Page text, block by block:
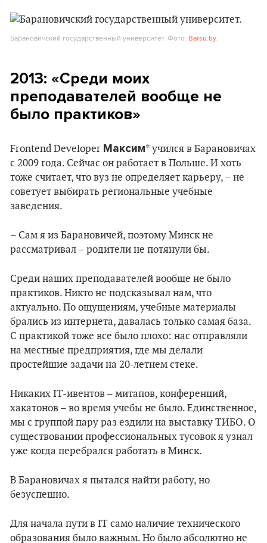
Барановичский государственный университет. Фото: Barsu.by.
2013: «Среди моих
преподавателей вообще не
было практиков»
Frontend Developer Максим* учился в Барановичах
с 2009 года. Сейчас он работает в Польше. И хоть
тоже считает, что вуз не определяет карьеру, – не
советует выбирать региональные учебные
заведения.
– Сам я из Барановичей, поэтому Минск не
рассматривал – родители не потянули бы.
Среди наших преподавателей вообще не было
практиков. Никто не подсказывал нам, что
актуально. По ощущениям, учебные материалы
брались из интернета, давалась только самая база.
С практикой тоже все было плохо: нас отправляли
на местные предприятия, где мы делали
простейшие задачи на 20-летнем стеке.
Никаких IT-ивентов – митапов, конференций,
хакатонов – во время учебы не было. Единственное,
мы с группой пару раз ездили на выставку ТИБО. О
существовании профессиональных тусовок я узнал
уже когда перебрался работать в Минск.
В Барановичах я пытался найти работу, но
безуспешно.
Для начала пути в IT само наличие технического
образования было важным. Но было абсолютно не